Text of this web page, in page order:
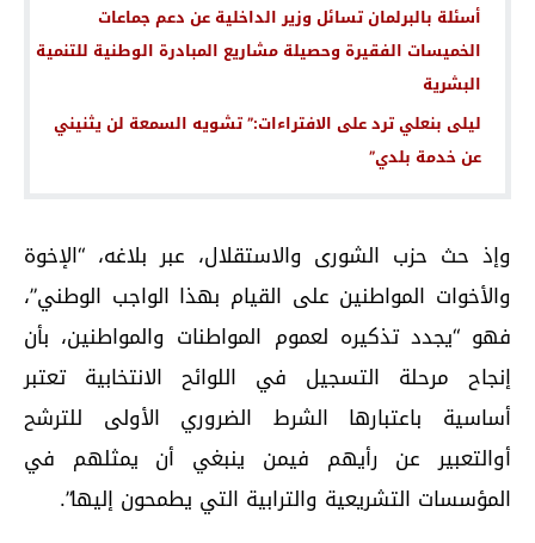
أسئلة بالبرلمان تسائل وزير الداخلية عن دعم جماعات
الخميسات الفقيرة وحصيلة مشاريع المبادرة الوطنية للتنمية
البشرية
ليلى بنعلي ترد على الافتراءات:” تشويه السمعة لن يثنيني
عن خدمة بلدي”
وإذ حث حزب الشورى والاستقلال، عبر بلاغه، “الإخوة
والأخوات المواطنين على القيام بهذا الواجب الوطني”،
فهو “يجدد تذكيره لعموم المواطنات والمواطنين، بأن
إنجاح مرحلة التسجيل في اللوائح الانتخابية تعتبر
أساسية باعتبارها الشرط الضروري الأولى للترشح
أوالتعبير عن رأيهم فيمن ينبغي أن يمثلهم في
المؤسسات التشريعية والترابية التي يطمحون إليها”.